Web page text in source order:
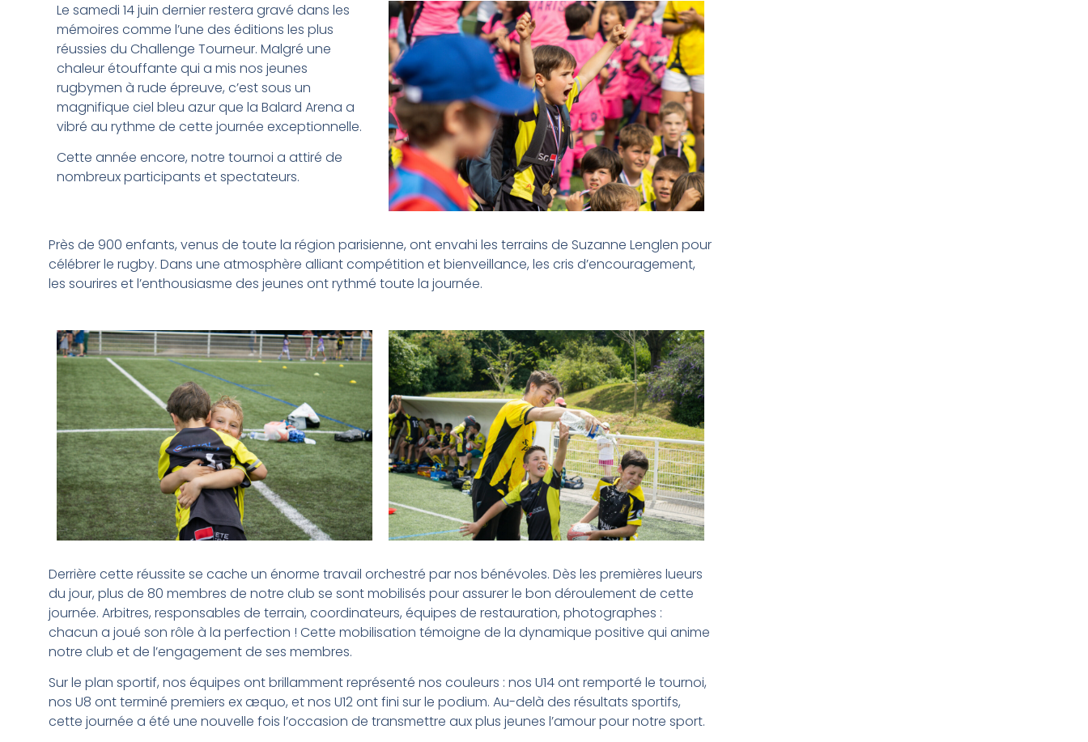
Le samedi 14 juin dernier restera gravé dans les
mémoires comme l’une des éditions les plus
réussies du Challenge Tourneur. Malgré une
chaleur étouffante qui a mis nos jeunes
rugbymen à rude épreuve, c’est sous un
magnifique ciel bleu azur que la Balard Arena a
vibré au rythme de cette journée exceptionnelle.
Cette année encore, notre tournoi a attiré de
nombreux participants et spectateurs.
Près de 900 enfants, venus de toute la région parisienne, ont envahi les terrains de Suzanne Lenglen pour
célébrer le rugby. Dans une atmosphère alliant compétition et bienveillance, les cris d’encouragement,
les sourires et l’enthousiasme des jeunes ont rythmé toute la journée.
Derrière cette réussite se cache un énorme travail orchestré par nos bénévoles. Dès les premières lueurs
du jour, plus de 80 membres de notre club se sont mobilisés pour assurer le bon déroulement de cette
journée. Arbitres, responsables de terrain, coordinateurs, équipes de restauration, photographes :
chacun a joué son rôle à la perfection ! Cette mobilisation témoigne de la dynamique positive qui anime
notre club et de l’engagement de ses membres.
Sur le plan sportif, nos équipes ont brillamment représenté nos couleurs : nos U14 ont remporté le tournoi,
nos U8 ont terminé premiers ex æquo, et nos U12 ont fini sur le podium. Au-delà des résultats sportifs,
cette journée a été une nouvelle fois l’occasion de transmettre aux plus jeunes l’amour pour notre sport.